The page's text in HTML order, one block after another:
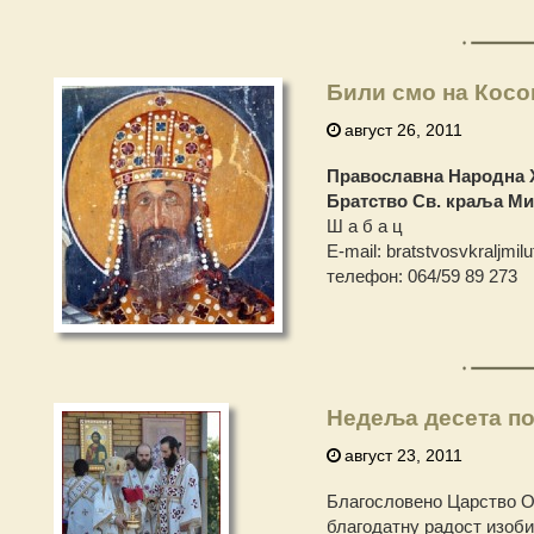
Били смо на
август 26, 2011
Православна Народна
Братство Св. краља
Ш а б а ц
Е-mail:
телефон: 064/59 89 273
Недеља десета
август 23, 2011
Благословено Царство
благодатну радост